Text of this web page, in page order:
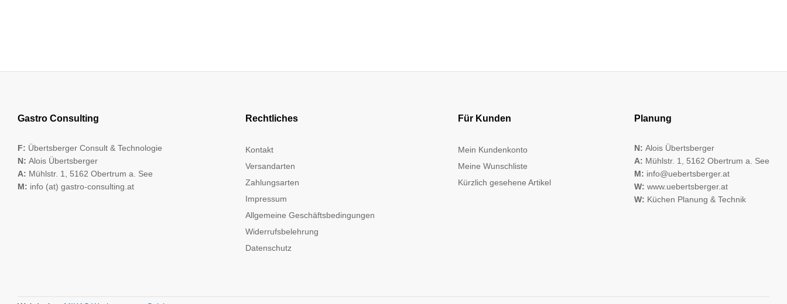
Gastro Consulting
F: Übertsberger Consult & Technologie
N: Alois Übertsberger
A: Mühlstr. 1, 5162 Obertrum a. See
M: info (at) gastro-consulting.at
Rechtliches
Kontakt
Versandarten
Zahlungsarten
Impressum
Allgemeine Geschäftsbedingungen
Widerrufsbelehrung
Datenschutz
Für Kunden
Mein Kundenkonto
Meine Wunschliste
Kürzlich gesehene Artikel
Planung
N: Alois Übertsberger
A: Mühlstr. 1, 5162 Obertrum a. See
M: info@uebertsberger.at
W: www.uebertsberger.at
W: Küchen Planung & Technik